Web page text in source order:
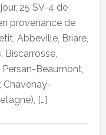
25 SV-4 de
provenance de
Abbeville, Briare,
Biscarrosse,
Beaumont,
Chavenay-
[…]